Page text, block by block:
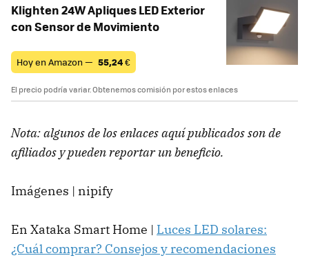
Klighten 24W Apliques LED Exterior
con Sensor de Movimiento
Hoy en Amazon — 55,24€
El precio podría variar. Obtenemos comisión por estos enlaces
Nota: algunos de los enlaces aquí publicados son de
afiliados y pueden reportar un beneficio.
Imágenes | nipify
En Xataka Smart Home | Luces LED solares:
¿Cuál comprar? Consejos y recomendaciones